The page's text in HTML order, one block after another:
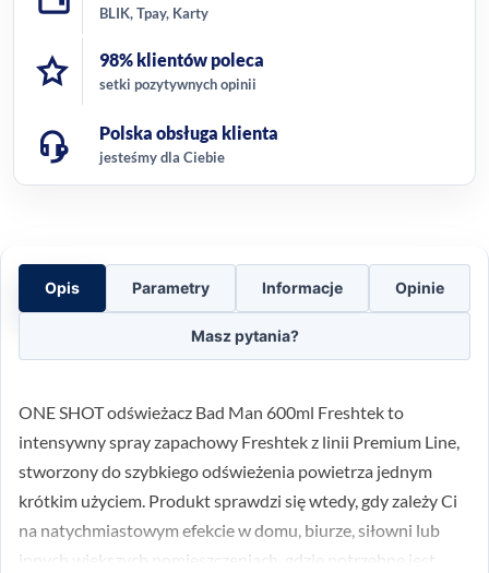
BLIK, Tpay, Karty
98% klientów poleca
setki pozytywnych opinii
Polska obsługa klienta
jesteśmy dla Ciebie
Opis Parametry Informacje Opinie
Masz pytania?
ONE SHOT odświeżacz Bad Man 600ml Freshtek to
intensywny spray zapachowy Freshtek z linii Premium Line,
stworzony do szybkiego odświeżenia powietrza jednym
krótkim użyciem. Produkt sprawdzi się wtedy, gdy zależy Ci
na natychmiastowym efekcie w domu, biurze, siłowni lub
innych większych pomieszczeniach, gdzie potrzebne jest